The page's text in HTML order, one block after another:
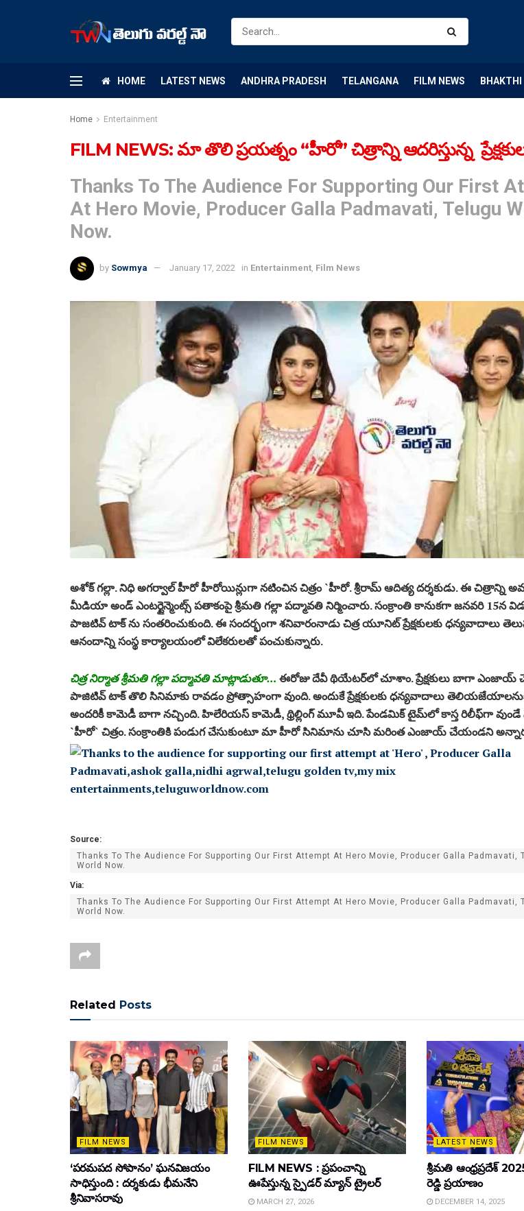
HOME LATEST NEWS ANDHRA PRADESH TELANGANA FILM NEWS BHAKTHI
Home Entertainment
FILM NEWS: మా తొలి ప్ర‌య‌త్నం “హీరో” చిత్రాన్ని ఆదరిస్తున్న
Thanks To The Audience For Supporting Our First
At Hero Movie, Producer Galla Padmavati, Telugu
Now.
by Sowmya January 17, 2022 in Entertainment, Film News
అశోక్ గల్లా. నిధి అగర్వాల్ హీరో హీరోయిన్లుగా న‌టించిన చిత్రం `హీరో. శ్రీ‌రామ్ ఆదిత్య ద‌ర్శ‌కుడు. ఈ చిత్రాన్ని
మీడియా అండ్ ఎంటర్టైన్మెంట్స్ ప‌తాకంపై శ్రీ‌మ‌తి గల్లా పద్మావతి నిర్మించారు. సంక్రాంతి కానుక‌గా జనవరి 15న
పాజ‌టివ్ టాక్ ను సంత‌రించుకుంది. ఈ సంద‌ర్భంగా శ‌నివారంనాడు చిత్ర యూనిట్ ప్రేక్ష‌కుల‌కు ధ‌న్య‌వాదాలు
ఆనందాన్ని సంస్థ కార్యాల‌యంలో విలేక‌రుల‌తో పంచుకున్నారు.
చిత్ర నిర్మాత శ్రీ‌మ‌తి గల్లా పద్మావతి మాట్లాడుతూ… ఈరోజు దేవీ థియేట‌ర్‌లో చూశాం. ప్రేక్ష‌కులు బాగా ఎంజాయ్
పాజిటివ్ టాక్ తొలి సినిమాకు రావ‌డం ప్రోత్సాహంగా వుంది. అందుకే ప్రేక్ష‌కుల‌కు ధ‌న్య‌వాదాలు
అంద‌రికీ కామెడీ బాగా న‌చ్చింది. హిలేరియ‌స్ కామెడీ, థ్రిల్లింగ్ మూవీ ఇది. పేండ‌మిక్ టైమ్‌లో కాస్త రిలీఫ్‌గా
`హీరో` చిత్రం. సంక్రాంతికి పండుగ చేసుకుంటూ మా హీరో సినిమాను చూసి మ‌రింత ఎంజాయ్ చేయండ‌ని
Source:
Thanks To The Audience For Supporting Our First Attempt At Hero Movie, Producer Galla Padmavati,
World Now.
Via:
Thanks To The Audience For Supporting Our First Attempt At Hero Movie, Producer Galla Padmavati,
World Now.
Related Posts
FILM NEWS
‘పరమపద సోపానం’ ఘనవిజయం
సాధిస్తుంది : దర్శకుడు భీమనేని
శ్రీనివాసరావు
FILM NEWS
FILM NEWS : ప్రపంచాన్ని
ఊపేస్తున్న స్పైడర్ మ్యాన్ ట్రైలర్
MARCH 27, 2026
LATEST NEWS
శ్రీమతి ఆంధ్రప్రదేశ్
రెడ్డి ప్రయాణం
DECEMBER 14, 2025